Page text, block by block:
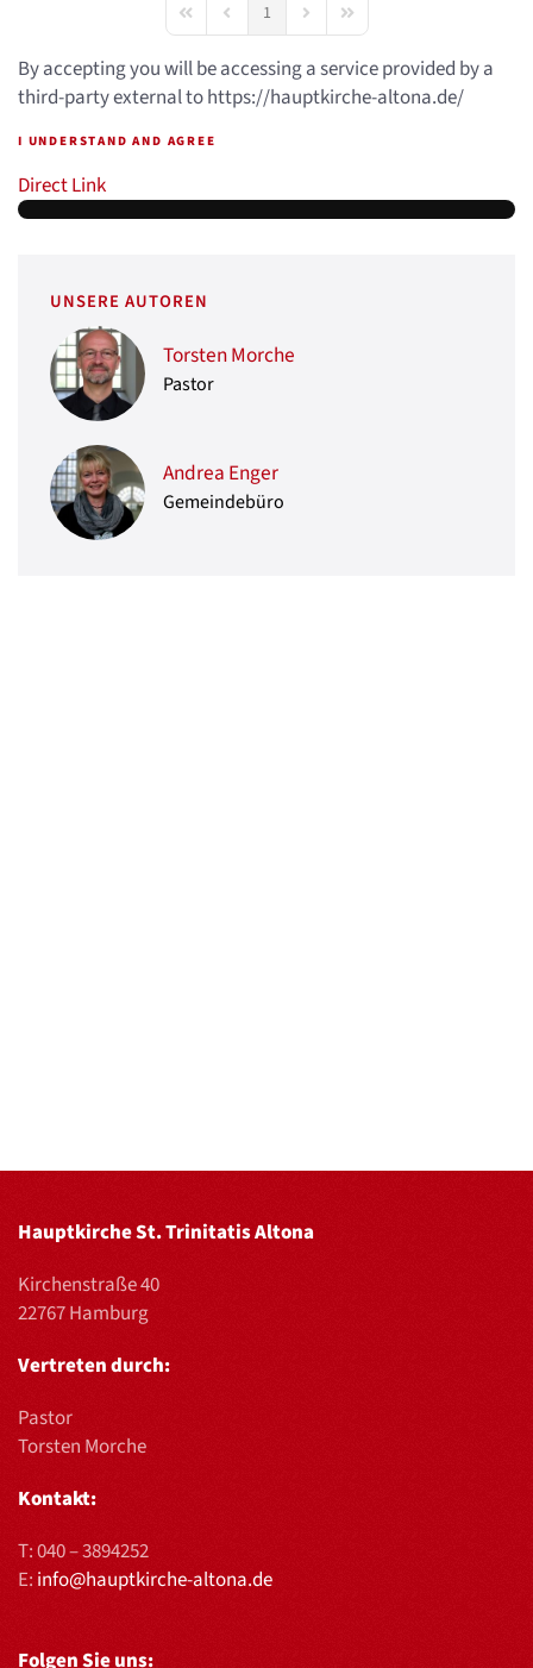
First PagePrevious Page
1 Next PageLast Page
By accepting you will be accessing a service provided by a
third-party external to https://hauptkirche-altona.de/
I UNDERSTAND AND AGREE
Direct Link
UNSERE AUTOREN
Torsten Morche
Pastor
Andrea Enger
Gemeindebüro
Hauptkirche St. Trinitatis Altona
Kirchenstraße 40
22767 Hamburg
Vertreten durch:
Pastor
Torsten Morche
Kontakt:
T:040 – 3894252
E: info@hauptkirche-altona.de
Folgen Sie uns: